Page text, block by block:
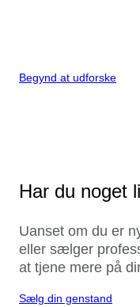
Begynd at udforske
Har du noget
Uanset om du er
eller sælger
at tjene mere på
Sælg din genstand